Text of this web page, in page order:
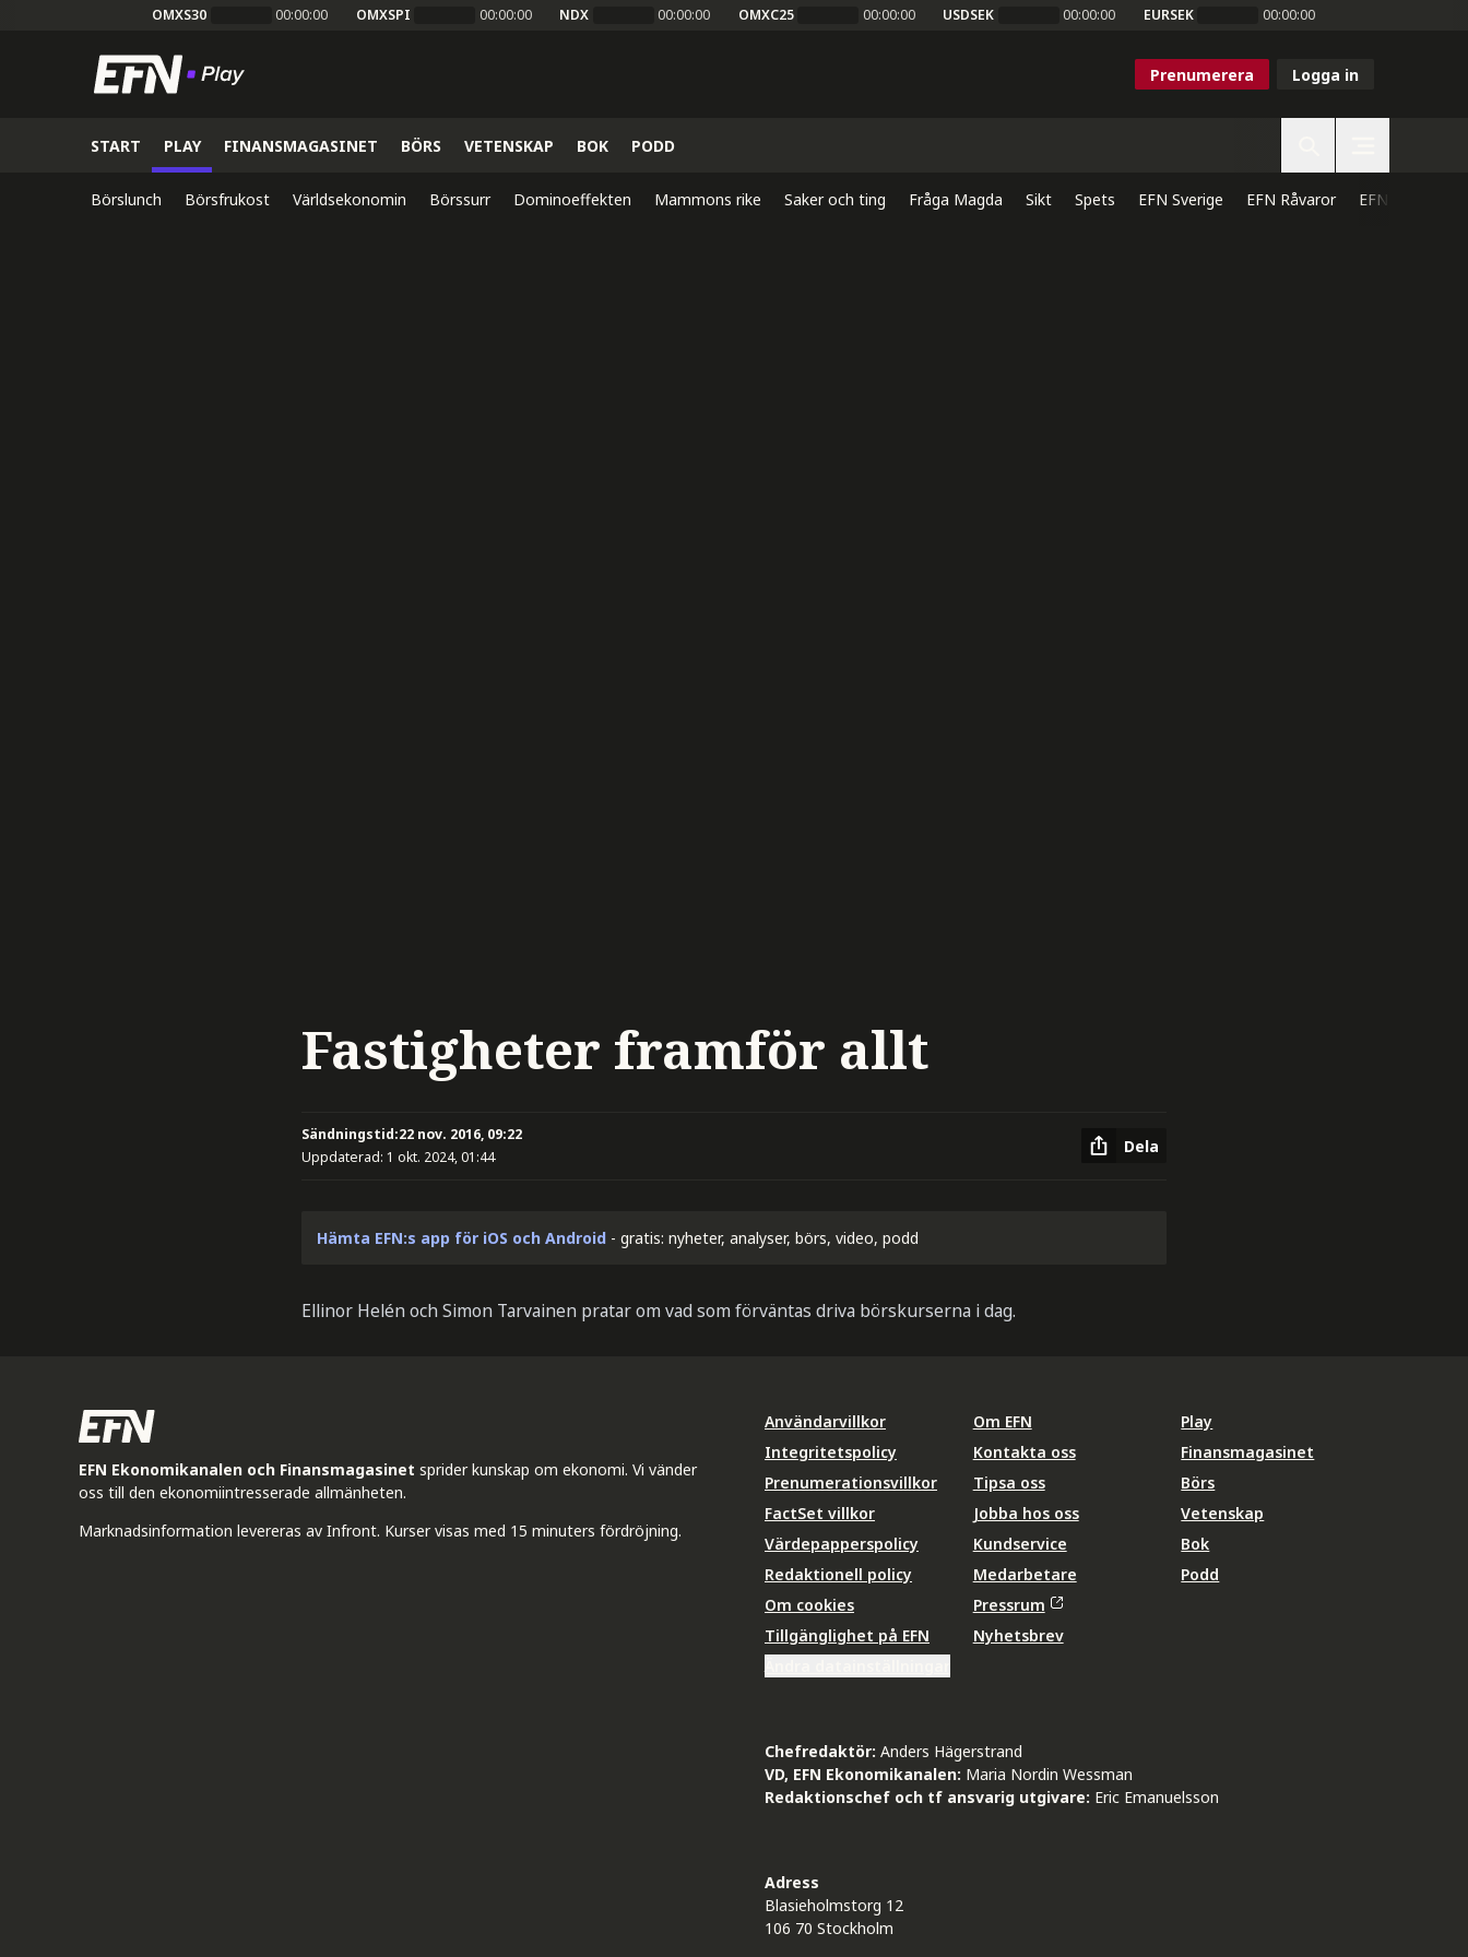
OMXS30 00:00:00 OMXSPI 00:00:00 NDX 00:00:00 OMXC25 00:00:00 USDSEK 00:00:00 EURSEK 00:00:00
Prenumerera Logga in
START PLAY FINANSMAGASINET BÖRS VETENSKAP BOK PODD
Börslunch Börsfrukost Världsekonomin Börssurr Dominoeffekten Mammons rike Saker och ting Fråga Magda Sikt Spets EFN Sverige EFN Råvaror EFN Direkt
Fastigheter framför allt
Sändningstid:22 nov. 2016, 09:22
Uppdaterad: 1 okt. 2024, 01:44
Dela
Hämta EFN:s app för iOS och Android - gratis: nyheter, analyser, börs, video, podd
Ellinor Helén och Simon Tarvainen pratar om vad som förväntas driva börskurserna i dag.
EFN Ekonomikanalen och Finansmagasinet sprider kunskap om ekonomi. Vi vänder
oss till den ekonomiintresserade allmänheten.
Marknadsinformation levereras av Infront. Kurser visas med 15 minuters fördröjning.
Användarvillkor
Integritetspolicy
Prenumerationsvillkor
FactSet villkor
Värdepapperspolicy
Redaktionell policy
Om cookies
Tillgänglighet på EFN
Om EFN
Kontakta oss
Tipsa oss
Jobba hos oss
Kundservice
Medarbetare
Pressrum
Nyhetsbrev
Play
Finansmagasinet
Börs
Vetenskap
Bok
Podd
Chefredaktör: Anders Hägerstrand
VD, EFN Ekonomikanalen: Maria Nordin Wessman
Redaktionschef och tf ansvarig utgivare: Eric Emanuelsson
Adress
Blasieholmstorg 12
106 70 Stockholm